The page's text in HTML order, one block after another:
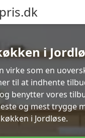
i
virke som en
til at indhente
benytter vores
og mest trygge
køkken i Jordløse.